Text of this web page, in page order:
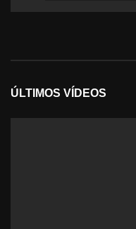
ÚLTIMOS VÍDEOS